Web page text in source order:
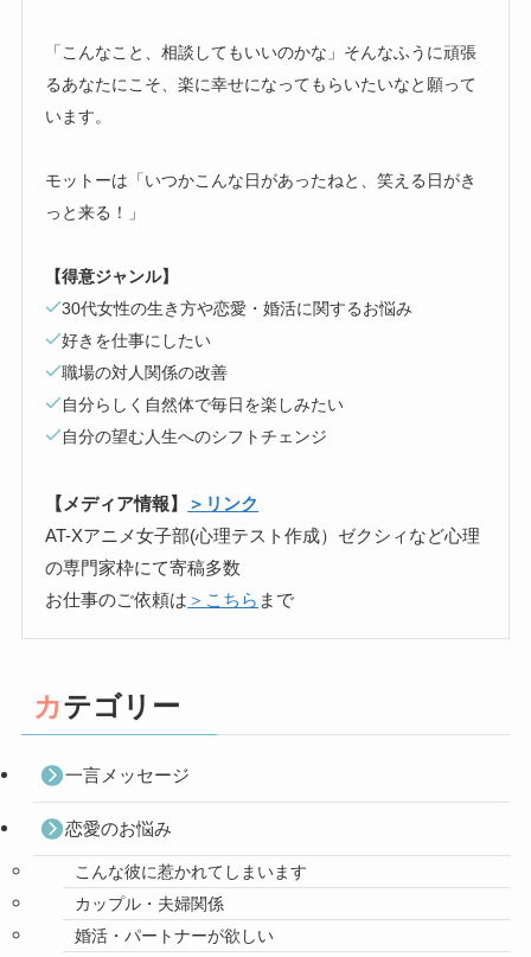
「こんなこと、相談してもいいのかな」そんなふうに頑張
るあなたにこそ、楽に幸せになってもらいたいなと願って
います。
モットーは「いつかこんな日があったねと、笑える日がき
っと来る！」
【得意ジャンル】
30代女性の生き方や恋愛・婚活に関するお悩み
好きを仕事にしたい
職場の対人関係の改善
自分らしく自然体で毎日を楽しみたい
自分の望む人生へのシフトチェンジ
【メディア情報】
＞リンク
AT-Xアニメ女子部(心理テスト作成）ゼクシィなど心理
の専門家枠にて寄稿多数
お仕事のご依頼は ＞こちら まで
カテゴリー
一言メッセージ
恋愛のお悩み
こんな彼に惹かれてしまいます
カップル・夫婦関係
婚活・パートナーが欲しい